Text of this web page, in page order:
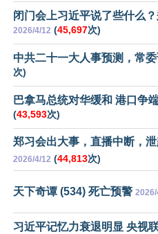
闭门会上习近平说了些什么
2026/4/12 (45,697次)
中共二十一大人事预测，常
次)
巴拿马总统对华缓和 港口争
(43,593次)
郑习会出大事，直播中断，
2026/4/12 (44,813次)
天下奇谭 (534) 死亡预警 2026/
习近平记忆力衰退明显 央视